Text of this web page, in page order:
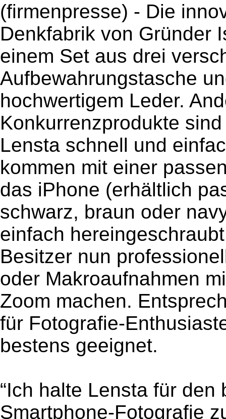
(firmenpresse) - Die
Denkfabrik von Gründer
einem Set aus drei
Aufbewahrungstasche
hochwertigem Leder.
Konkurrenzprodukte
Lensta schnell und
kommen mit einer
das iPhone (erhältlich
schwarz, braun oder
einfach
Besitzer nun
oder Makroaufnahmen
Zoom machen.
für Fotografie-
bestens geeignet.
“Ich halte Lensta für den
Smartphone-Fotografie